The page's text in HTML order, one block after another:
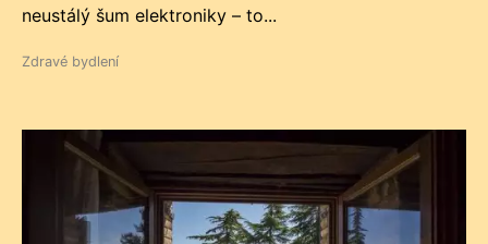
neustálý šum elektroniky – to...
Zdravé bydlení